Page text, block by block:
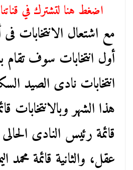
اضغط هنا لتشترك في
مع اشتعال الانتخابات
أول انتخابات سوف تقام
انتخابات نادى الصيد
هذا الشهر وبالانتخابات
قائمة رئيس النادى
عقل، والثانية قائمة محمد